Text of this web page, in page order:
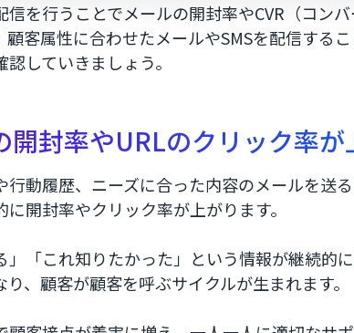
信を行うことでメールの開封率やCVR（コン
顧客属性に合わせたメールやSMSを配信する
していきましょう。
開封率やURLのクリック率が
行動履歴、ニーズに合った内容のメールを送
に開封率やクリック率が上がります。
」「これ知りたかった」という情報が継続的
り、顧客が顧客を呼ぶサイクルが生まれます。